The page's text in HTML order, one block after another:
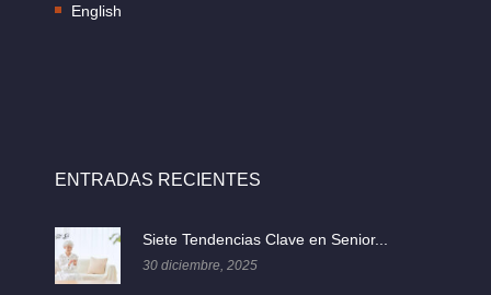
English
ENTRADAS RECIENTES
Siete Tendencias Clave en Senior...
30 diciembre, 2025